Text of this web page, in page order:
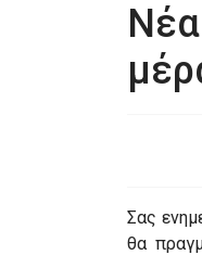
Σας
θα